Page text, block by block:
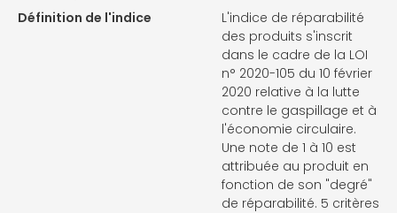
Définition de l'indice
L'indice de réparabilité
des produits s'inscrit
dans le cadre de la LOI
n° 2020-105 du 10 février
2020 relative à la lutte
contre le gaspillage et à
l'économie circulaire.
Une note de 1 à 10 est
attribuée au produit en
fonction de son "degré"
de réparabilité. 5 critères